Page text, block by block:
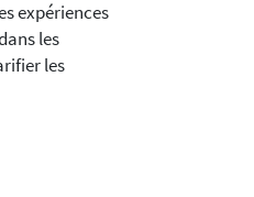
expériences
les
les